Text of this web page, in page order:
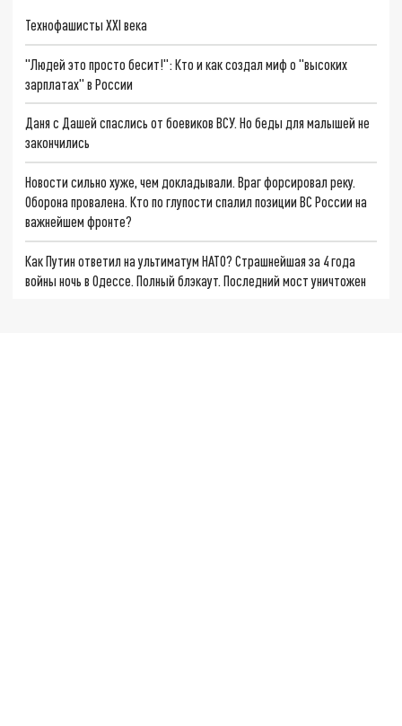
Технофашисты XXI века
"Людей это просто бесит!": Кто и как создал миф о "высоких
зарплатах" в России
Даня с Дашей спаслись от боевиков ВСУ. Но беды для малышей не
закончились
Новости сильно хуже, чем докладывали. Враг форсировал реку.
Оборона провалена. Кто по глупости спалил позиции ВС России на
важнейшем фронте?
Как Путин ответил на ультиматум НАТО? Страшнейшая за 4 года
войны ночь в Одессе. Полный блэкаут. Последний мост уничтожен